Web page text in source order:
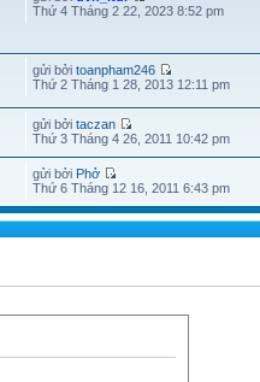
Thứ 4 Tháng 2 22, 2023 8:52 pm
gửi bởitoanpham246
Thứ 2 Tháng 1 28, 2013 12:11 pm
gửi bởitaczan
Thứ 3 Tháng 4 26, 2011 10:42 pm
gửi bởi Phở
Thứ 6 Tháng 12 16, 2011 6:43 pm